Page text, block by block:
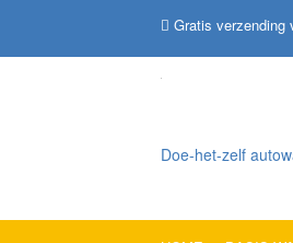
Gratis verzending
Doe-het-zelf